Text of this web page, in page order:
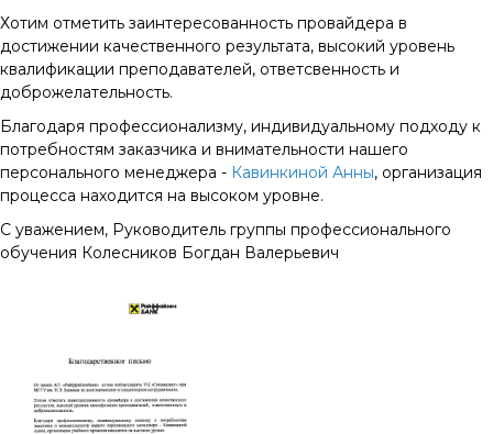
Хотим отметить заинтересованность провайдера в
достижении качественного результата, высокий уровень
квалификации преподавателей, ответсвенность и
доброжелательность.
Благодаря профессионализму, индивидуальному подходу к
потребностям заказчика и внимательности нашего
персонального менеджера - Кавинкиной Анны, организация
процесса находится на высоком уровне.
С уважением, Руководитель группы профессионального
обучения Колесников Богдан Валерьевич